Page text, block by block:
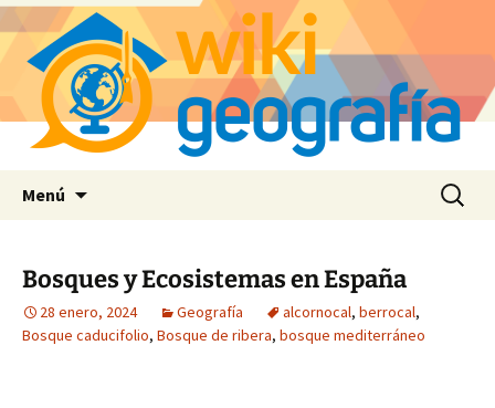
Menú Buscar:
Bosques y Ecosistemas en España
28 enero, 2024 Geografía alcornocal, berrocal,
Bosque caducifolio, Bosque de ribera, bosque mediterráneo